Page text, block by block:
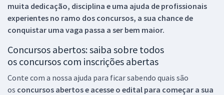
muita dedicação, disciplina e uma ajuda de profissionais
experientes no ramo dos concursos, a sua chance de
conquistar uma vaga passa a ser bem maior.
Concursos abertos: saiba sobre todos
os concursos com inscrições abertas
Conte com a nossa ajuda para ficar sabendo quais são
os concursos abertos e acesse o edital para começar a sua